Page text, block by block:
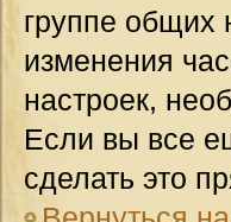
группе общих
изменения
настроек,
Если вы все
сделать это